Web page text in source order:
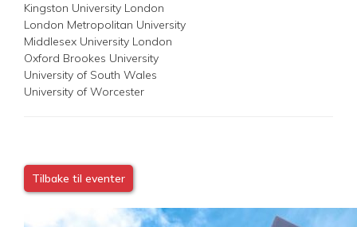
Kingston University London
London Metropolitan University
Middlesex University London
Oxford Brookes University
University of South Wales
University of Worcester
Tilbake til eventer